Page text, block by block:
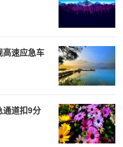
高速应急车
通道扣9分